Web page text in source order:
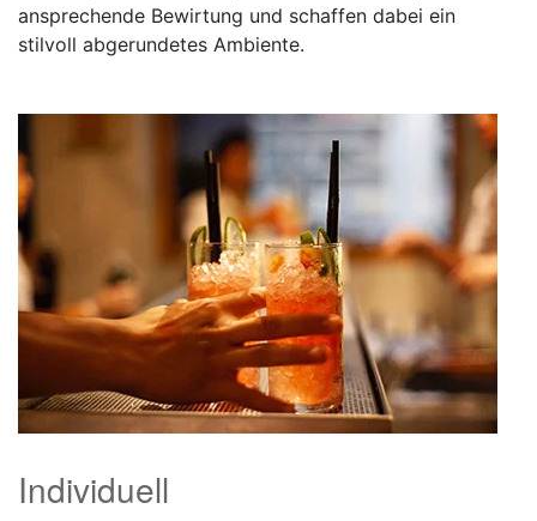
ansprechende Bewirtung und schaffen dabei ein
stilvoll abgerundetes Ambiente.
Individuell